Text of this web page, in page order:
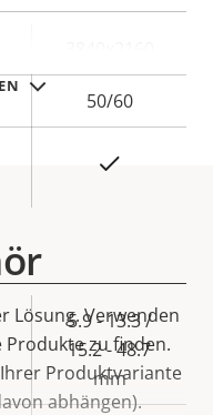
50/60
Eigentumswert
5.9 - 13.3 /
15.2 - 48.7
mm
Lösung. Verwenden
Produkte zu finden.
Produktvariante
abhängen).